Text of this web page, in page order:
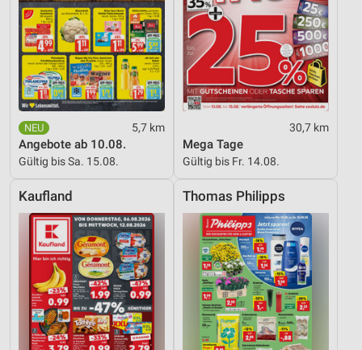
5,7 km
Angebote ab 10.08.
Gültig bis Sa. 15.08.
30,7 km
Mega Tage
Gültig bis Fr. 14.08.
Kaufland Thomas Philipps
Verwendung von Profilen zur Auswahl
personalisierter Inhalte
Messung der Werbeleistung
Messung der Performance von Inhalten
Analyse von Zielgruppen durch Statistiken oder
Kombinationen von Daten aus verschiedenen
Quellen
Entwicklung und Verbesserung der Angebote
Verwendung reduzierter Daten zur Auswahl von
Inhalten
IAB-Besonderheiten:
Verwendung genauer Standortdaten
Geräte anhand von aktiv angeforderten
Informationen identifizieren